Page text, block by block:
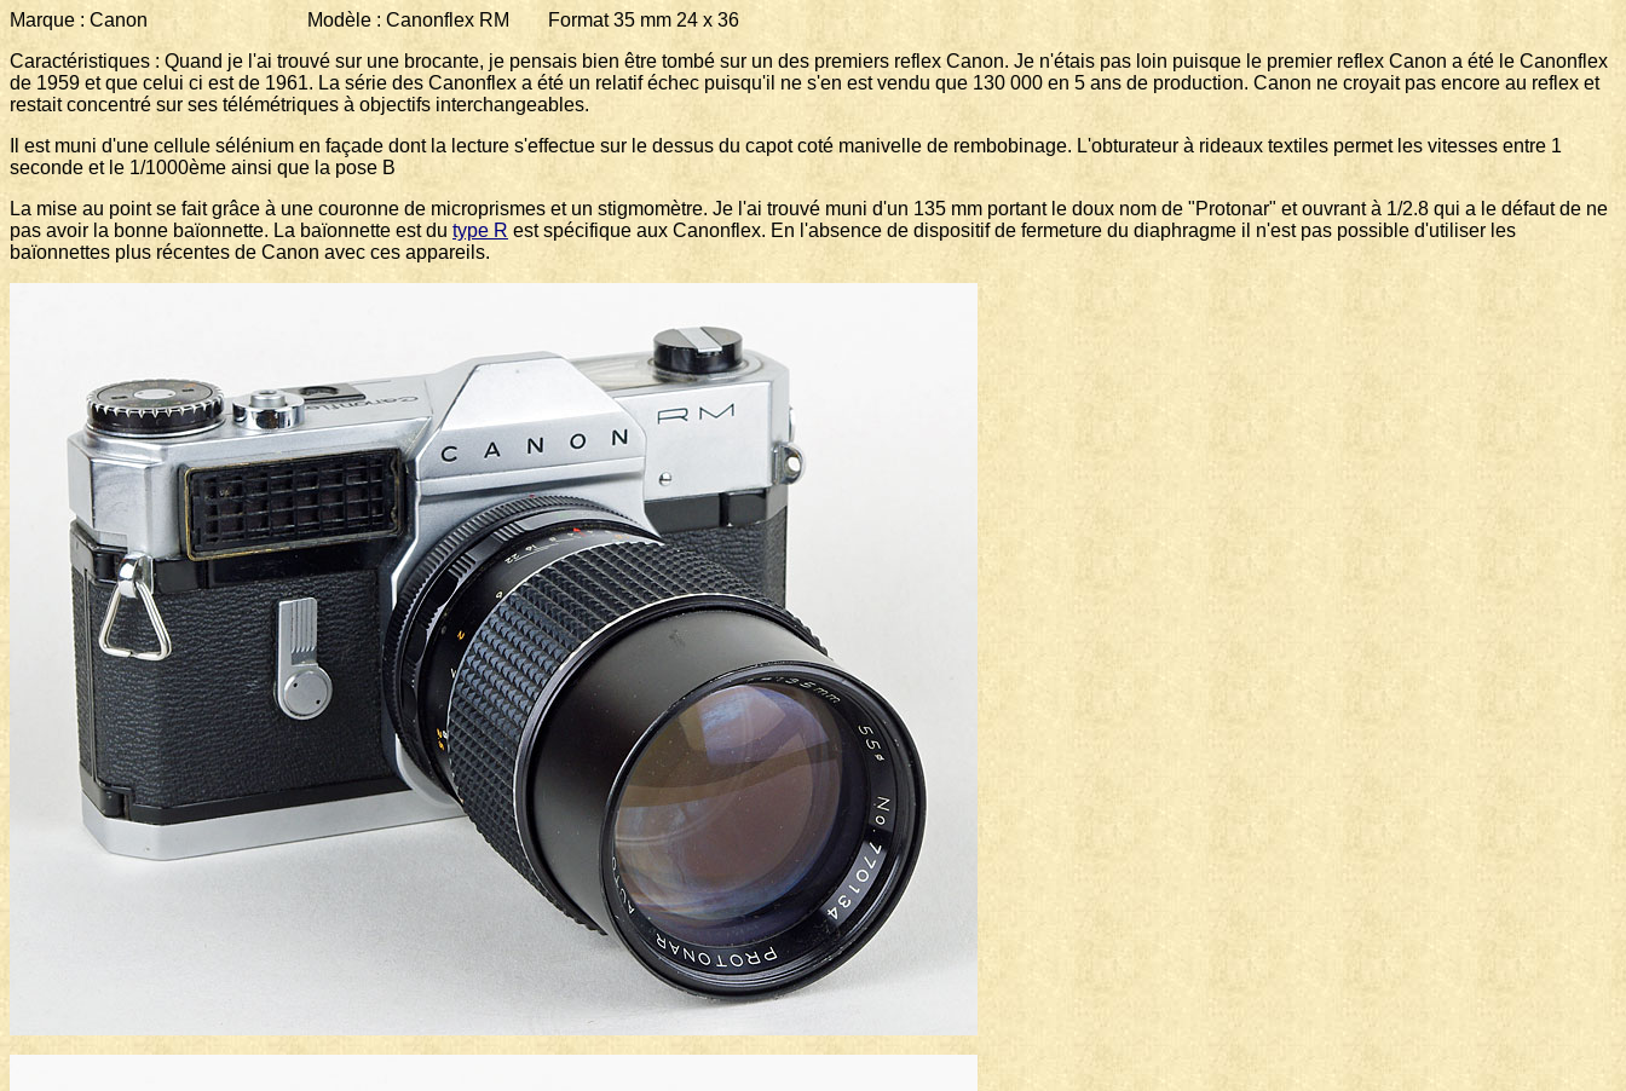
Marque : Canon Modèle : Canonflex RM Format 35 mm 24 x 36
Caractéristiques : Quand je l'ai trouvé sur une brocante, je pensais bien être tombé sur un des premiers reflex Canon. Je n'étais pas loin puisque le premier reflex Canon a été le Canonflex
de 1959 et que celui ci est de 1961. La série des Canonflex a été un relatif échec puisqu'il ne s'en est vendu que 130 000 en 5 ans de production. Canon ne croyait pas encore au reflex et
restait concentré sur ses télémétriques à objectifs interchangeables.
Il est muni d'une cellule sélénium en façade dont la lecture s'effectue sur le dessus du capot coté manivelle de rembobinage. L'obturateur à rideaux textiles permet les vitesses entre 1
seconde et le 1/1000ème ainsi que la pose B
La mise au point se fait grâce à une couronne de microprismes et un stigmomètre. Je l'ai trouvé muni d'un 135 mm portant le doux nom de "Protonar" et ouvrant à 1/2.8 qui a le défaut de ne
pas avoir la bonne baïonnette. La baïonnette est du type R est spécifique aux Canonflex. En l'absence de dispositif de fermeture du diaphragme il n'est pas possible d'utiliser les
baïonnettes plus récentes de Canon avec ces appareils.